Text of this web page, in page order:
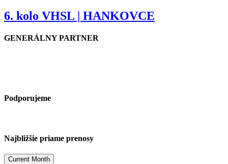
6. kolo VHSL | HANKOVCE
GENERÁLNY PARTNER
Podporujeme
Najbližšie priame prenosy
Current Month